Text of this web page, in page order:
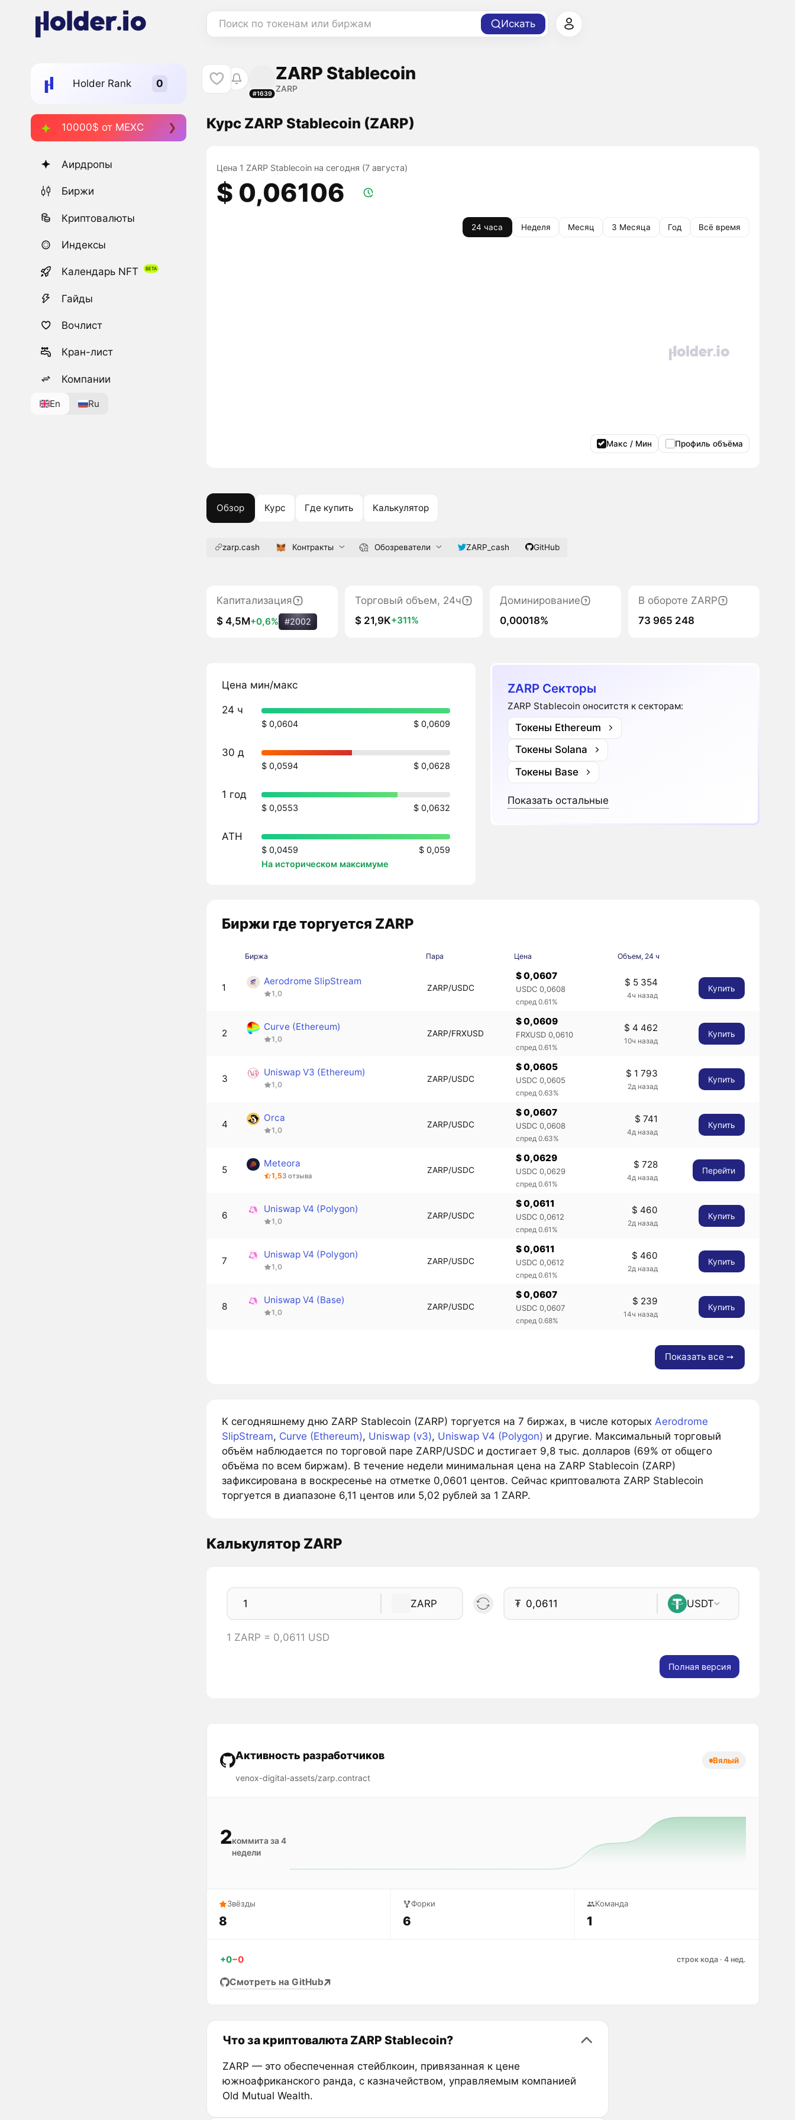
Поиск по токенам или биржам Искать
Holder Rank
10000$ от MEXC
Аирдропы
Биржи
Криптовалюты
Индексы
Календарь NFT
Гайды
Вочлист
Кран-лист
Компании
En Ru
#1639
ZARP Stablecoin
ZARP
Курс ZARP Stablecoin (ZARP)
Цена 1 ZARP Stablecoin на сегодня (7 августа)
$ 0,06106
24 часа Неделя Месяц 3 Месяца Год Всё время
Макс / Мин Профиль объёма
Обзор Курс Где купить Калькулятор
zarp.cash Контракты Обозреватели ZARP_cash GitHub
Капитализация
$ 4,5M+0,6% #2002
Торговый объем, 24ч
$ 21,9K+311%
Доминирование
0,00018%
В обороте ZARP
73 965 248
Цена мин/макс
24 ч
$ 0,0604 $ 0,0609
30 д
$ 0,0594 $ 0,0628
1 год
$ 0,0553 $ 0,0632
ATH
$ 0,0459
$ 0,059
На историческом максимуме
ZARP Секторы
ZARP Stablecoin оноситстя к секторам:
Токены Ethereum
Токены Solana
Токены Base
Показать остальные
Биржи где торгуется ZARP
Биржа Пара Цена Объем, 24 ч
1
Aerodrome SlipStream
1,0
ZARP/USDC
$ 0,0607
USDC 0,0608
спред 0.61%
$ 5 354
4ч назад
Купить
2
Curve (Ethereum)
1,0
ZARP/FRXUSD
$ 0,0609
FRXUSD 0,0610
спред 0.61%
$ 4 462
10ч назад
Купить
3
Uniswap V3 (Ethereum)
1,0
ZARP/USDC
$ 0,0605
USDC 0,0605
спред 0.63%
$ 1 793
2д назад
Купить
4
Orca
1,0
ZARP/USDC
$ 0,0607
USDC 0,0608
спред 0.63%
$ 741
4д назад
Купить
5
Meteora
1,53 отзыва
ZARP/USDC
$ 0,0629
USDC 0,0629
спред 0.61%
$ 728
4д назад
Перейти
6
Uniswap V4 (Polygon)
1,0
ZARP/USDC
$ 0,0611
USDC 0,0612
спред 0.61%
$ 460
2д назад
Купить
7
Uniswap V4 (Polygon)
1,0
ZARP/USDC
$ 0,0611
USDC 0,0612
спред 0.61%
$ 460
2д назад
Купить
8
Uniswap V4 (Base)
1,0
ZARP/USDC
$ 0,0607
USDC 0,0607
спред 0.68%
$ 239
14ч назад
Купить
Показать все ➙
К сегодняшнему дню ZARP Stablecoin (ZARP) торгуется на 7 биржах, в числе которых Aerodrome
SlipStream, Curve (Ethereum), Uniswap (v3), Uniswap V4 (Polygon) и другие. Максимальный торговый
объём наблюдается по торговой паре ZARP/USDC и достигает 9,8 тыс. долларов (69% от общего
объёма по всем биржам). В течение недели минимальная цена на ZARP Stablecoin (ZARP)
зафиксирована в воскресенье на отметке 0,0601 центов. Сейчас криптовалюта ZARP Stablecoin
торгуется в диапазоне 6,11 центов или 5,02 рублей за 1 ZARP.
Калькулятор ZARP
ZARP ₮ USDT
1 ZARP = 0,0611 USD
Полная версия
Активность разработчиков
venox-digital-assets/zarp.contract
Вялый
2коммита за 4
недели
Звёзды
8
Форки
6
Команда
1
+0−0 строк кода · 4 нед.
Смотреть на GitHub
Что за криптовалюта ZARP Stablecoin?
ZARP — это обеспеченная стейблкоин, привязанная к цене
южноафриканского ранда, с казначейством, управляемым компанией
Old Mutual Wealth.